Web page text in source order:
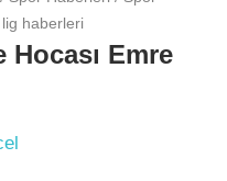
haberleri
Hocası Emre